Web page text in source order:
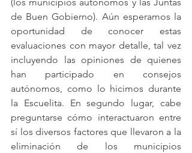
de Buen Gobierno). Aún esperamos la
oportunidad de conocer estas
evaluaciones con mayor detalle, tal vez
incluyendo las opiniones de quienes
han participado en consejos
autónomos, como lo hicimos durante
la Escuelita. En segundo lugar, cabe
preguntarse cómo interactuaron entre
sí los diversos factores que llevaron a la
eliminación de los municipios